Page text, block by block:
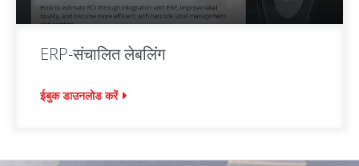
ERP-संचालित लेबलिंग
ईबुक डाउनलोड करें